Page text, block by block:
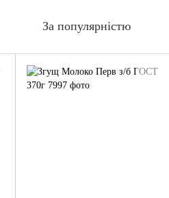
За популярністю